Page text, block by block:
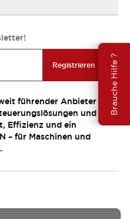
Brauche Hilfe ?
Registrieren
führender Anbieter
und
Effizienz und ein
– für Maschinen und